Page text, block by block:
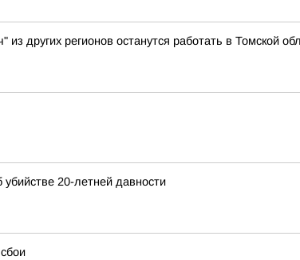
других регионов останутся работать в Томской
20-летней давности